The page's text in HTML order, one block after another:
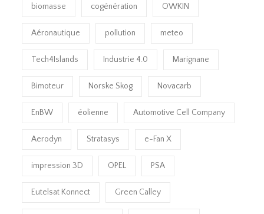
biomasse cogénération OWKIN
Aéronautique pollution meteo
Tech4Islands Industrie 4.0 Marignane
Bimoteur Norske Skog Novacarb
EnBW éolienne Automotive Cell Company
Aerodyn Stratasys e-Fan X
impression 3D OPEL PSA
Eutelsat Konnect Green Calley